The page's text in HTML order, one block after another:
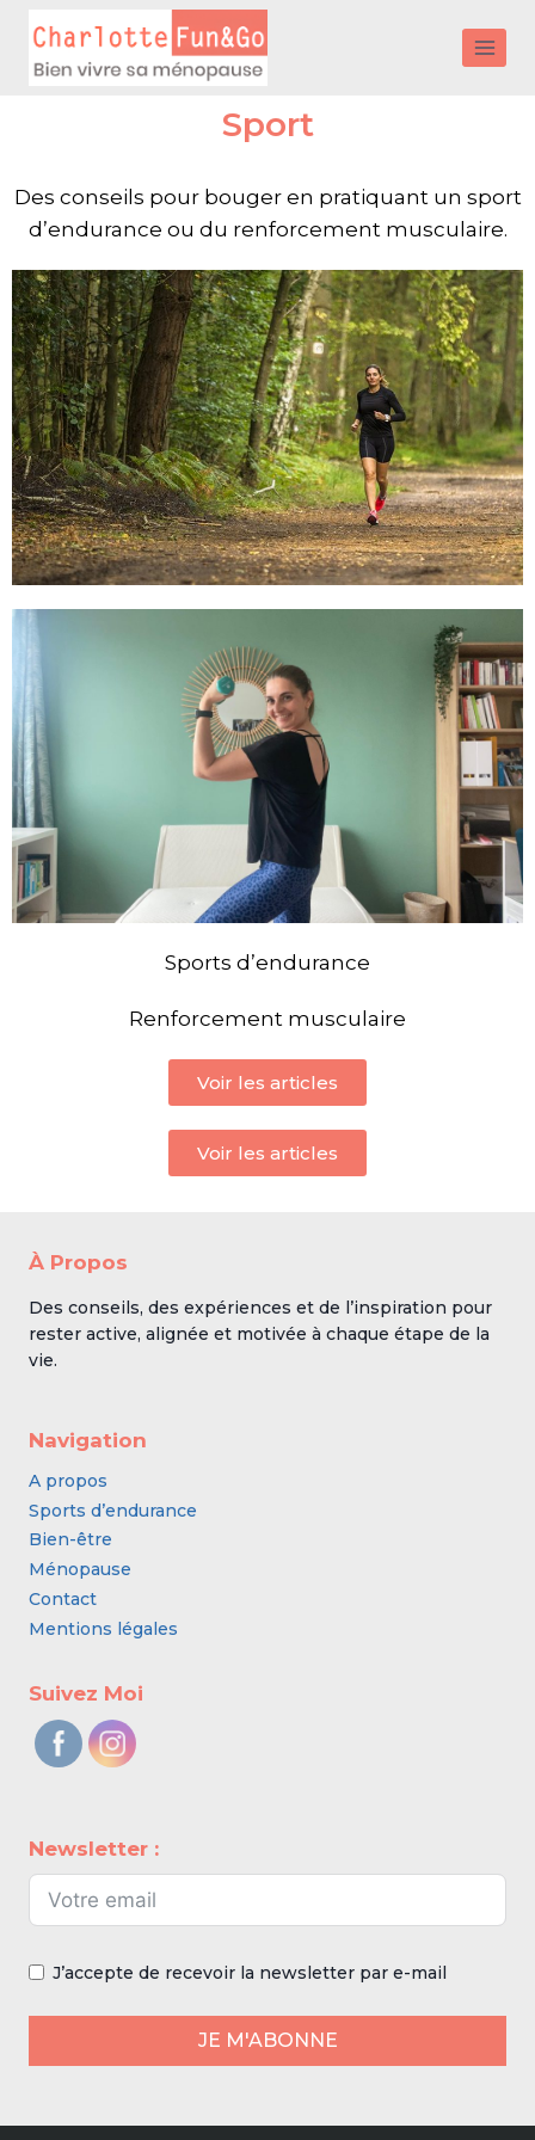
Sport
Des conseils pour bouger en pratiquant un sport
d’endurance ou du renforcement musculaire.
Sports d’endurance
Renforcement musculaire
Voir les articles
Voir les articles
À Propos
Des conseils, des expériences et de l’inspiration pour
rester active, alignée et motivée à chaque étape de la
vie.
Navigation
A propos
Sports d’endurance
Bien-être
Ménopause
Contact
Mentions légales
Suivez Moi
Newsletter :
J’accepte de recevoir la newsletter par e-mail
JE M'ABONNE